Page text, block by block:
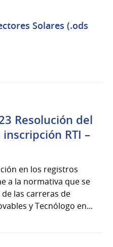
Solares (.ods
Resolución del
RTI –
en los registros
a la normativa que se
las carreras de
y Tecnólogo en...